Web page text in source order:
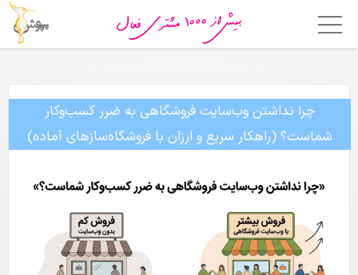
امکانات
فروشگاه ساز
قیمت
چرا نداشتن وب‌سایت فروشگاهی به ضرر کسب‌وکار
شماست؟ (راهکار سریع و ارزان با فروشگاه‌سازهای آماده)